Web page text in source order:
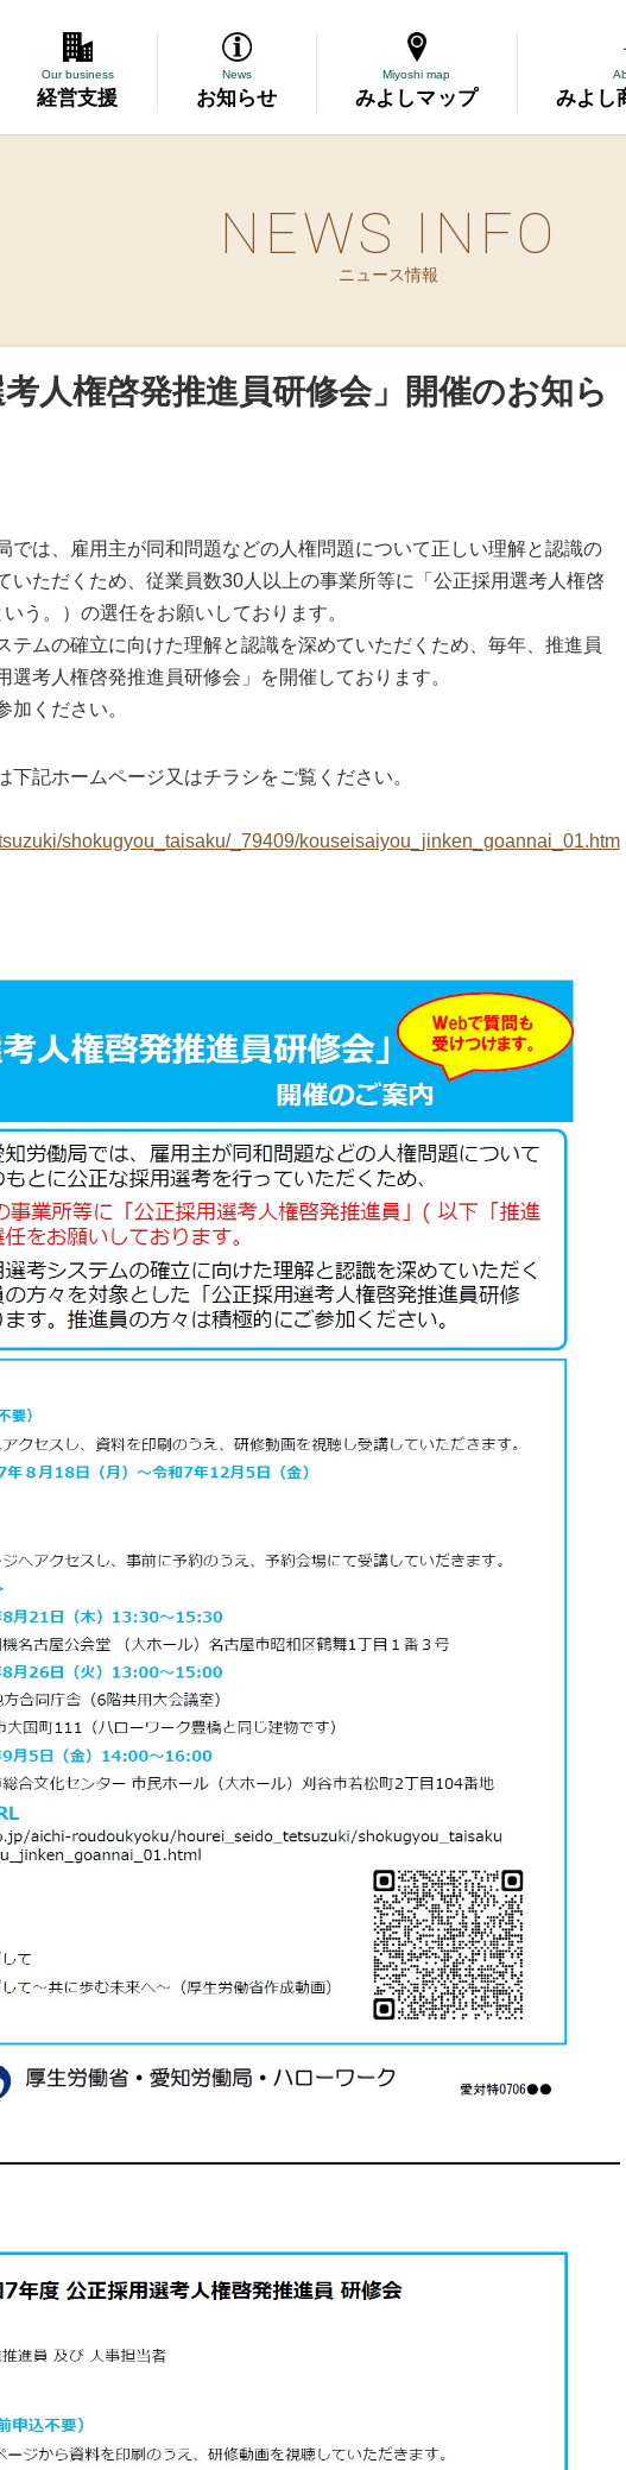
Our business
経営支援
労働保険事務委託
火災共済制度
中小企業共済制度
小規模企業共済制度
度
特定退職金共済制度
News
お知らせ
Miyoshi map
みよしマップ みよし
NEWS INFO
ニュース情報
考人権啓発推進員研修会」開催のお知ら
は、雇用主が同和問題などの人権問題について正しい理解と認識の
いただくため、従業員数30人以上の事業所等に「公正採用選考人権啓
う。）の選任をお願いしております。
ムの確立に向けた理解と認識を深めていただくため、毎年、推進員
考人権啓発推進員研修会」を開催しております。
ください。
下記ホームページ又はチラシをご覧ください。
shokugyou_taisaku/_79409/kouseisaiyou_jinken_goannai_01.htm